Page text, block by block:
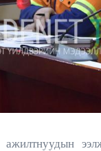
ажилтнуудын